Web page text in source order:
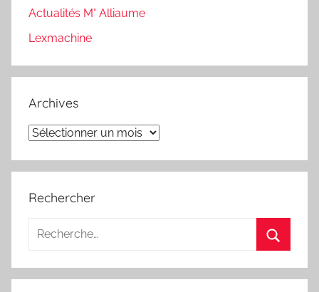
Actualités M° Alliaume
Lexmachine
Archives
Archives
Rechercher
Recherche
: